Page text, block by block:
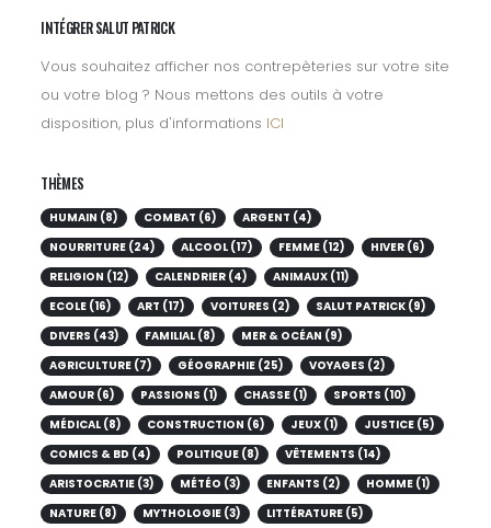
INTÉGRER SALUT PATRICK
Vous souhaitez afficher nos contrepèteries sur votre site
ou votre blog ? Nous mettons des outils à votre
disposition, plus d'informations ICI
THÈMES
HUMAIN (8) COMBAT (6)
ARGENT (4)
NOURRITURE (24)
ALCOOL (17) FEMME (12)
HIVER (6)
RELIGION (12)
CALENDRIER (4)
ANIMAUX (11)
ECOLE (16)
ART (17) VOITURES (2)
SALUT PATRICK (9)
DIVERS (43)
FAMILIAL (8)
MER & OCÉAN (9)
AGRICULTURE (7)
GÉOGRAPHIE (25)
VOYAGES (2)
AMOUR (6)
PASSIONS (1) CHASSE (1)
SPORTS (10)
MÉDICAL (8)
CONSTRUCTION (6) JEUX (1)
JUSTICE (5)
COMICS & BD (4)
POLITIQUE (8)
VÊTEMENTS (14)
ARISTOCRATIE (3)
MÉTÉO (3) ENFANTS (2)
HOMME (1)
NATURE (8)
MYTHOLOGIE (3) LITTÉRATURE (5)